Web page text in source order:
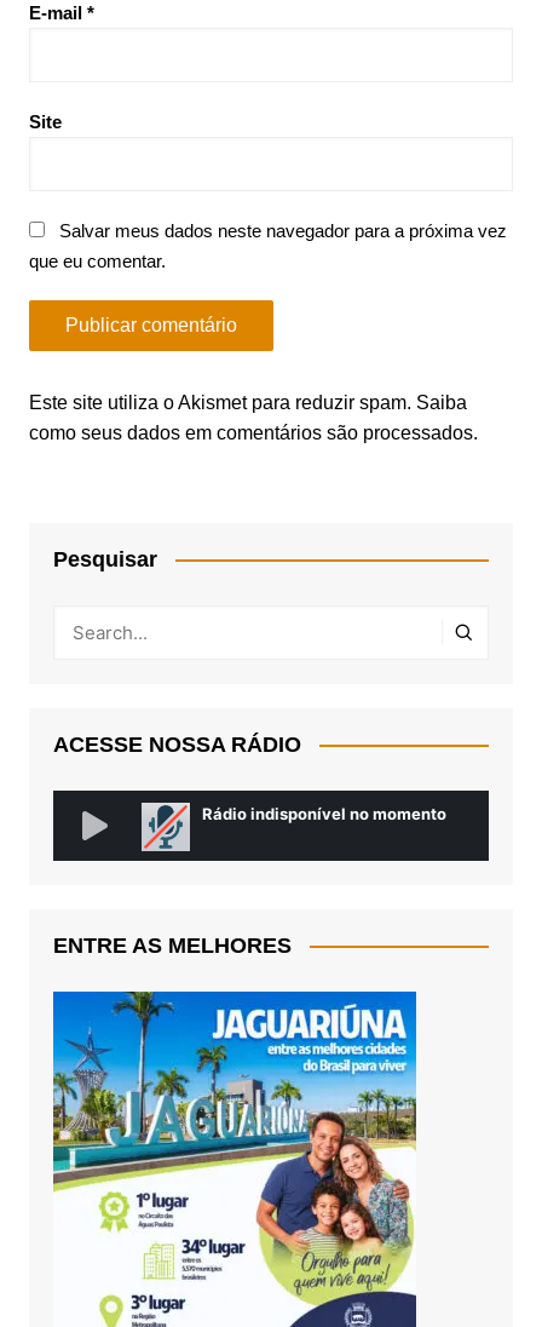
E-mail *
Site
Salvar meus dados neste navegador para a próxima vez
que eu comentar.
Este site utiliza o Akismet para reduzir spam. Saiba
como seus dados em comentários são processados.
Pesquisar
ACESSE NOSSA RÁDIO
ENTRE AS MELHORES